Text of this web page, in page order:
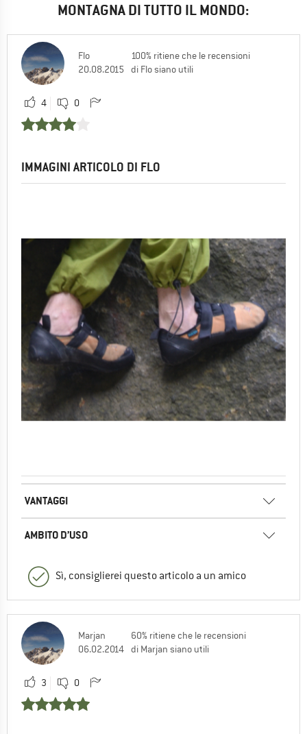
MONTAGNA DI TUTTO IL MONDO:
Flo
20.08.2015
100% ritiene che le recensioni
di Flo siano utili
4 0
IMMAGINI ARTICOLO DI FLO
VANTAGGI
AMBITO D’USO
Sì, consiglierei questo articolo a un amico
Marjan
06.02.2014
60% ritiene che le recensioni
di Marjan siano utili
3 0